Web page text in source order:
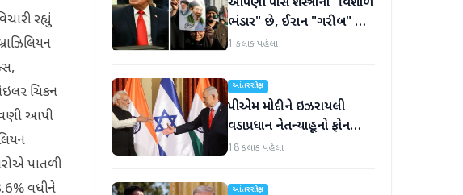
રહ્યું
ચિકન
આપી
પાતળી
વધીને
ભંડાર" છે, ઈરાન "ગરીબ" છે,
ટ્રમ્પનું નિવેદન
1 કલાક પહેલા
આંતરરાષ્ટ્રીય
પીએમ મોદીને ઇઝરાયલી
વડાપ્રધાન નેતન્યાહૂનો ફોન
આવ્યો
18 કલાક પહેલા
આંતરરાષ્ટ્રીય